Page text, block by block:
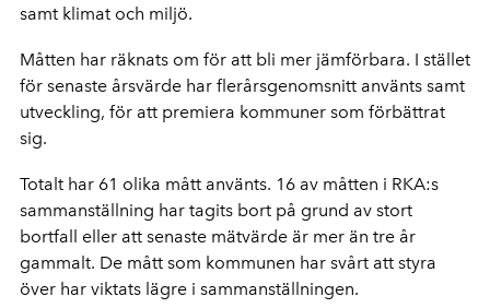
samt klimat och miljö.
Måtten har räknats om för att bli mer jämförbara. I stället
för senaste årsvärde har flerårsgenomsnitt använts samt
utveckling, för att premiera kommuner som förbättrat
sig.
Totalt har 61 olika mått använts. 16 av måtten i RKA:s
sammanställning har tagits bort på grund av stort
bortfall eller att senaste mätvärde är mer än tre år
gammalt. De mått som kommunen har svårt att styra
över har viktats lägre i sammanställningen.